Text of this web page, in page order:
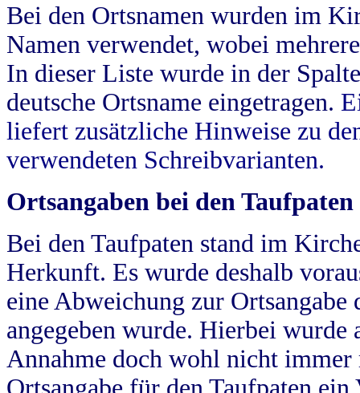
Bei den Ortsnamen wurden im
Namen verwendet, wobei
In dieser Liste wurde in der
deutsche Ortsname eingetragen.
liefert zusätzliche Hinweise zu
verwendeten Schreibvarianten.
Ortsangaben bei den Taufpaten
Bei den Taufpaten stand im
Herkunft. Es wurde deshalb
eine Abweichung zur
angegeben wurde. Hierbei wurde
Annahme doch wohl nicht